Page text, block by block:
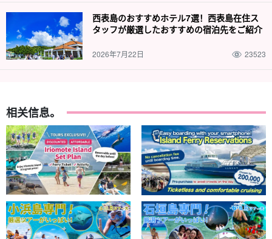
在游览过程中，导游将免费为您拍照并提供数据。
[新] 与会者总数超过 30 万人！
◆包含免费照片数据
包括免费租用的旅游装备
旅行团参与者福利页面介绍。
参与日期。前一天 18:00 前不收取取消费用
西表島のおすすめホテル7選！西表島在住ス
タッフが厳選したおすすめの宿泊先をご紹介
2026年7月22日 23523
相关信息。